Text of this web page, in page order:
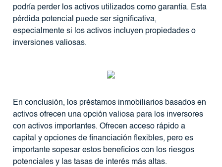
podría perder los activos utilizados como garantía. Esta
pérdida potencial puede ser significativa,
especialmente si los activos incluyen propiedades o
inversiones valiosas.
En conclusión, los préstamos inmobiliarios basados ​​en
activos ofrecen una opción valiosa para los inversores
con activos importantes. Ofrecen acceso rápido a
capital y opciones de financiación flexibles, pero es
importante sopesar estos beneficios con los riesgos
potenciales y las tasas de interés más altas.